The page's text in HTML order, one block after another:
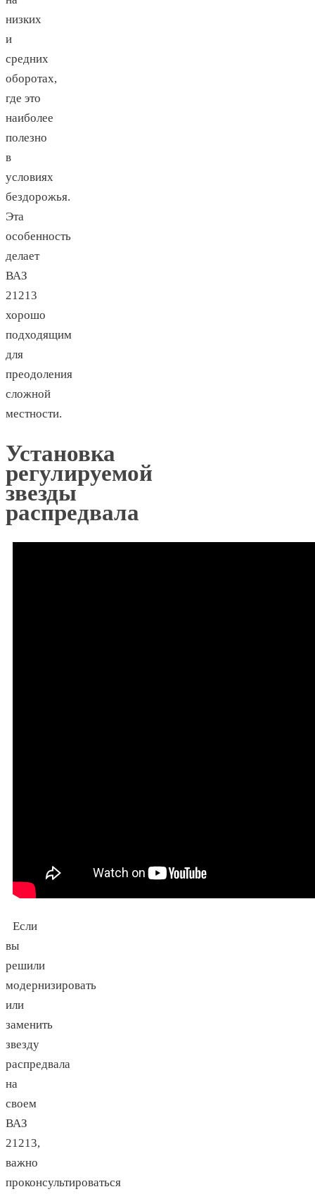
низких
и
средних
оборотах,
где это
наиболее
полезно
в
условиях
бездорожья.
Эта
особенность
делает
ВАЗ
21213
хорошо
подходящим
для
преодоления
сложной
местности.
Установка
регулируемой
звезды
распредвала
Если
вы
решили
модернизировать
или
заменить
звезду
распредвала
на
своем
ВАЗ
21213,
важно
проконсультироваться